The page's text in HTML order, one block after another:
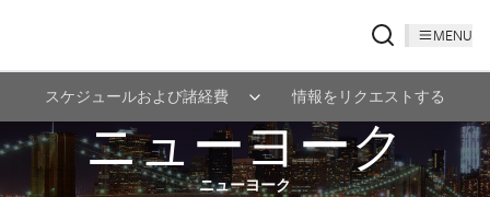
MENU
スケジュールおよび諸経費 情報をリクエストする
ニューヨーク
ニューヨーク